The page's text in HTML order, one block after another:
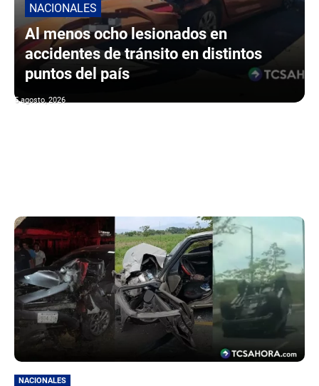
NACIONALES
Al menos ocho lesionados en
accidentes de tránsito en distintos
puntos del país
5 agosto, 2026
NACIONALES